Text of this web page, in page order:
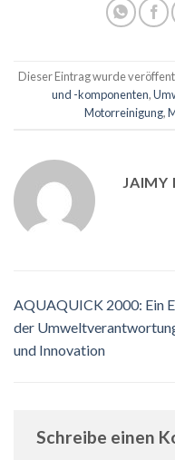
Dieser Eintrag wurde
und -komponenten,
Motorreinigung,
JAIMY
AQUAQUICK 2000: Ein
der
und Innovation
Schreibe einen